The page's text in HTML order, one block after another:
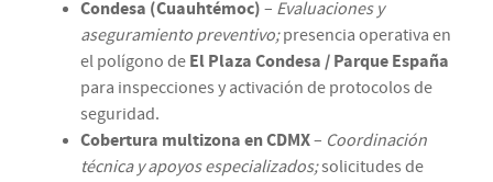
Condesa (Cuauhtémoc) – Evaluaciones y
aseguramiento preventivo;presencia operativa en
el polígono de El Plaza Condesa / Parque España
para inspecciones y activación de protocolos de
seguridad.
Cobertura multizona en CDMX– Coordinación
técnica y apoyos especializados;solicitudes de